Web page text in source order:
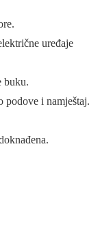
uređaje
buku.
podove i namještaj.